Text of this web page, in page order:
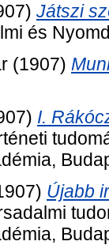
Játszi
és
(1907)
I.
Újabb